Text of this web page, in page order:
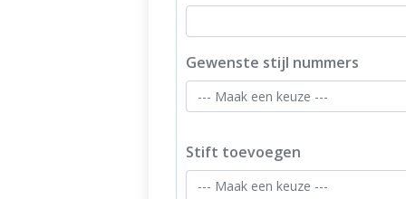
Gewenste stijl nummers
Stift toevoegen